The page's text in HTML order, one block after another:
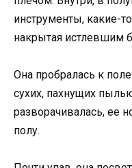
инструменты, какие-
накрытая истлевшим
Она пробралась к
сухих, пахнущих
разворачивалась, ее
полу.